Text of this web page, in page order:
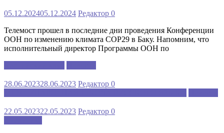
05.12.202405.12.2024 Редактор 0
Телемост прошел в последние дни проведения Конференции
ООН по изменению климата COP29 в Баку. Напомним, что
исполнительный директор Программы ООН по
28.06.202328.06.2023 Редактор 0
22.05.202322.05.2023 Редактор 0